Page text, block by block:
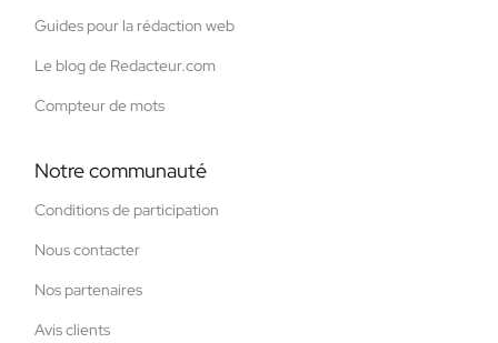
Guides pour la rédaction web
Le blog de Redacteur.com
Compteur de mots
Notre communauté
Conditions de participation
Nous contacter
Nos partenaires
Avis clients